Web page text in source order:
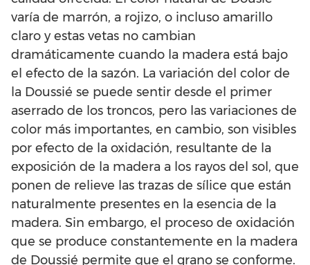
varía de marrón, a rojizo, o incluso amarillo
claro y estas vetas no cambian
dramáticamente cuando la madera está bajo
el efecto de la sazón. La variación del color de
la Doussié se puede sentir desde el primer
aserrado de los troncos, pero las variaciones de
color más importantes, en cambio, son visibles
por efecto de la oxidación, resultante de la
exposición de la madera a los rayos del sol, que
ponen de relieve las trazas de sílice que están
naturalmente presentes en la esencia de la
madera. Sin embargo, el proceso de oxidación
que se produce constantemente en la madera
de Doussié permite que el grano se conforme.